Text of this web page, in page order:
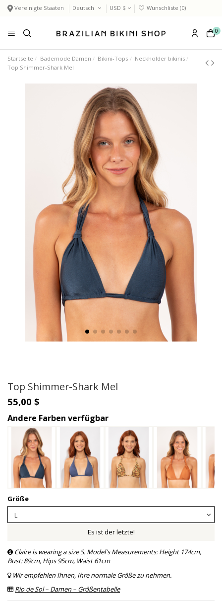
Vereinigte Staaten Deutsch USD $ Wunschliste (0)
0
Startseite Bademode Damen Bikini-Tops
Neckholder bikinis
Top Shimmer-Shark Mel
Top Shimmer-Shark Mel
55,00 $
Andere Farben verfügbar
Größe
Es ist der letzte!
Claire is wearing a size S. Model's Measurements: Height 174cm,
Bust: 89cm, Hips 95cm, Waist 61cm
Wir empfehlen Ihnen, Ihre normale Größe zu nehmen.
Rio de Sol – Damen – Größentabelle